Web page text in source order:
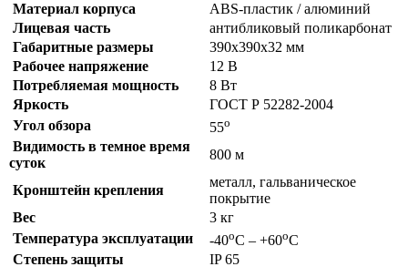
Материал корпуса
ABS-пластик / алюминий
Лицевая часть
антибликовый поликарбонат
Габаритные размеры
390х390х32 мм
Рабочее напряжение
12 В
Потребляемая мощность
8 Вт
Яркость
ГОСТ Р 52282-2004
Угол обзора
55о
Видимость в темное время
суток
800 м
Кронштейн крепления
металл, гальваническое
покрытие
Вес
3 кг
Температура эксплуатации
-40оС – +60оС
Степень защиты
IP 65